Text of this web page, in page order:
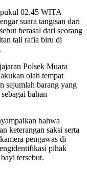
02.45 WITA
suara tangisan dari
berasal dari seorang
tali rafia biru di
Polsek Muara
olah tempat
sejumlah barang yang
bahan
bahwa
keterangan saksi serta
pengawas di
pihak
tersebut.